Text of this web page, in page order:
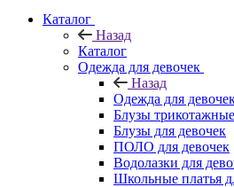
Каталог
Назад
Каталог
Одежда для девочек
Назад
Одежда для
Блузы трикотажные
Блузы для девочек
ПОЛО для девочек
Водолазки для
Школьные платья